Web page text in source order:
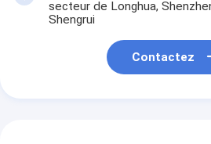
secteur de Longhua,
Shengrui
Contactez